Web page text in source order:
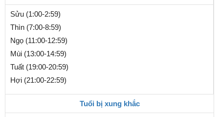
Sửu (1:00-2:59)
Thìn (7:00-8:59)
Ngọ (11:00-12:59)
Mùi (13:00-14:59)
Tuất (19:00-20:59)
Hợi (21:00-22:59)
Tuổi bị xung khắc